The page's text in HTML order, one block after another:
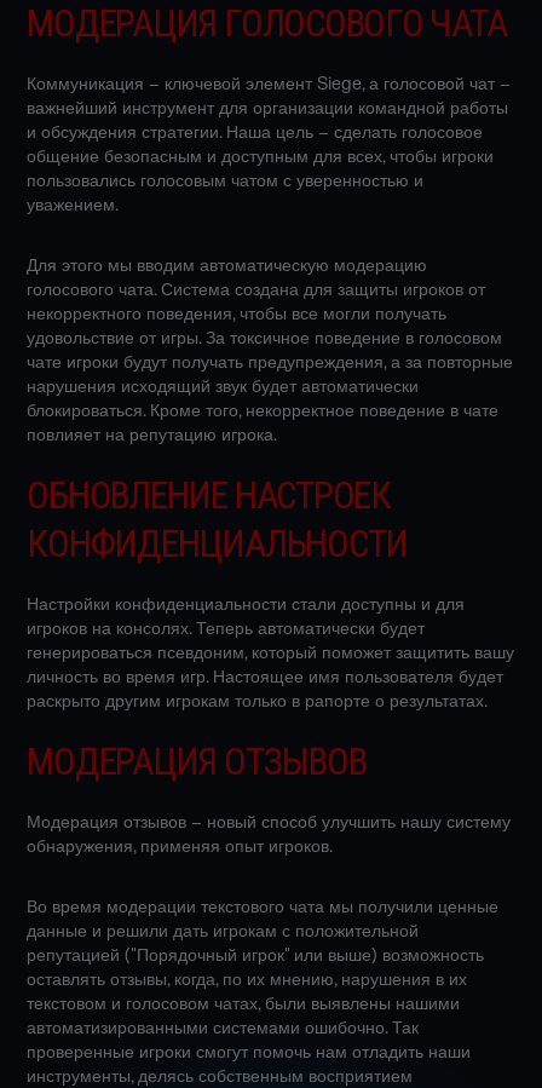
МОДЕРАЦИЯ ГОЛОСОВОГО ЧАТА
Коммуникация – ключевой элемент Siege, а голосовой чат –
важнейший инструмент для организации командной работы
и обсуждения стратегии. Наша цель – сделать голосовое
общение безопасным и доступным для всех, чтобы игроки
пользовались голосовым чатом с уверенностью и
уважением.
Для этого мы вводим автоматическую модерацию
голосового чата. Система создана для защиты игроков от
некорректного поведения, чтобы все могли получать
удовольствие от игры. За токсичное поведение в голосовом
чате игроки будут получать предупреждения, а за повторные
нарушения исходящий звук будет автоматически
блокироваться. Кроме того, некорректное поведение в чате
повлияет на репутацию игрока.
ОБНОВЛЕНИЕ НАСТРОЕК
КОНФИДЕНЦИАЛЬНОСТИ
Настройки конфиденциальности стали доступны и для
игроков на консолях. Теперь автоматически будет
генерироваться псевдоним, который поможет защитить вашу
личность во время игр. Настоящее имя пользователя будет
раскрыто другим игрокам только в рапорте о результатах.
МОДЕРАЦИЯ ОТЗЫВОВ
Модерация отзывов – новый способ улучшить нашу систему
обнаружения, применяя опыт игроков.
Во время модерации текстового чата мы получили ценные
данные и решили дать игрокам с положительной
репутацией ("Порядочный игрок" или выше) возможность
оставлять отзывы, когда, по их мнению, нарушения в их
текстовом и голосовом чатах, были выявлены нашими
автоматизированными системами ошибочно. Так
проверенные игроки смогут помочь нам отладить наши
инструменты, делясь собственным восприятием